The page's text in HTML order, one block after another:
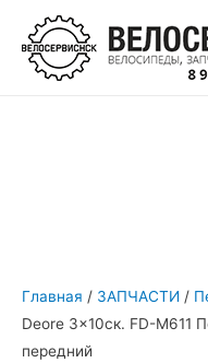
Перейти
содержимому
Главная / ЗАПЧАСТИ /
Deore 3×10ск. FD-M611
передний